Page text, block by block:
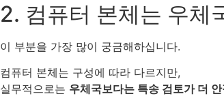
2. 컴퓨터 본체는 우체
이 부분을 가장 많이 궁금해하십니다.
컴퓨터 본체는 구성에 따라 다르지만,
실무적으로는 우체국보다는 특송 검토가 더